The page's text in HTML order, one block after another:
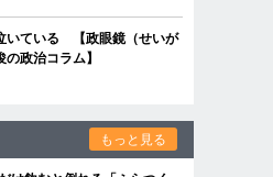
いている 【政眼鏡（せいが
政治コラム】
もっと見る